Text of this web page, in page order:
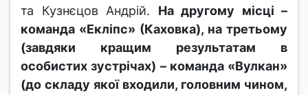
та Кузнєцов Андрій. На другому місці –
команда «Екліпс» (Каховка), на третьому
(завдяки кращим результатам в
особистих зустрічах) – команда «Вулкан»
(до складу якої входили, головним чином,